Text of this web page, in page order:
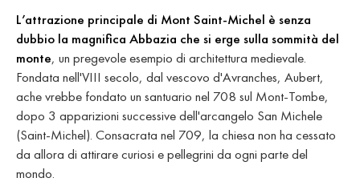
L’attrazione principale di Mont Saint-Michel è senza
dubbio la magnifica Abbazia che si erge sulla sommità del
monte, un pregevole esempio di architettura medievale.
Fondata nell'VIII secolo, dal vescovo d'Avranches, Aubert,
ache vrebbe fondato un santuario nel 708 sul Mont-Tombe,
dopo 3 apparizioni successive dell'arcangelo San Michele
(Saint-Michel). Consacrata nel 709, la chiesa non ha cessato
da allora di attirare curiosi e pellegrini da ogni parte del
mondo.